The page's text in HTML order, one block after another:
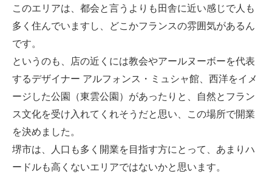
このエリアは、都会と言うよりも田舎に近い感じで人も
多く住んでいますし、どこかフランスの雰囲気があるん
です。
というのも、店の近くには教会やアールヌーボーを代表
するデザイナー アルフォンス・ミュシャ館、西洋をイメ
ージした公園（東雲公園）があったりと、自然とフラン
ス文化を受け入れてくれそうだと思い、この場所で開業
を決めました。
堺市は、人口も多く開業を目指す方にとって、あまりハ
ードルも高くないエリアではないかと思います。